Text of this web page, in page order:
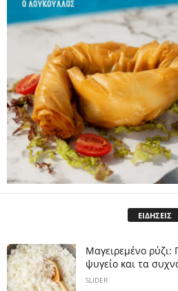
ΕΙΔΗΣΕΙΣ
Μαγειρεμένο ρύζι:
ψυγείο και τα
SLIDER